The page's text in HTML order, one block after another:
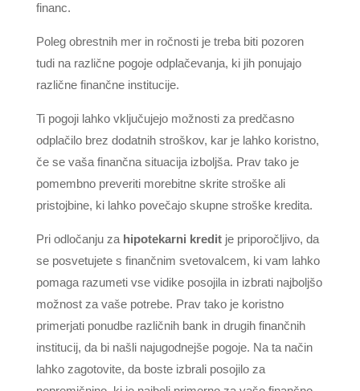
financ.
Poleg obrestnih mer in ročnosti je treba biti pozoren
tudi na različne pogoje odplačevanja, ki jih ponujajo
različne finančne institucije.
Ti pogoji lahko vključujejo možnosti za predčasno
odplačilo brez dodatnih stroškov, kar je lahko koristno,
če se vaša finančna situacija izboljša. Prav tako je
pomembno preveriti morebitne skrite stroške ali
pristojbine, ki lahko povečajo skupne stroške kredita.
Pri odločanju za hipotekarni kreditje priporočljivo, da
se posvetujete s finančnim svetovalcem, ki vam lahko
pomaga razumeti vse vidike posojila in izbrati najboljšo
možnost za vaše potrebe. Prav tako je koristno
primerjati ponudbe različnih bank in drugih finančnih
institucij, da bi našli najugodnejše pogoje. Na ta način
lahko zagotovite, da boste izbrali posojilo za